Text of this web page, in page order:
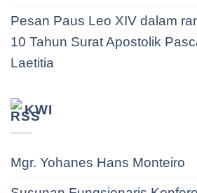
Pesan Paus Leo XIV dalam
10 Tahun Surat Apostolik
Laetitia
KWI
Mgr. Yohanes Hans Monteiro